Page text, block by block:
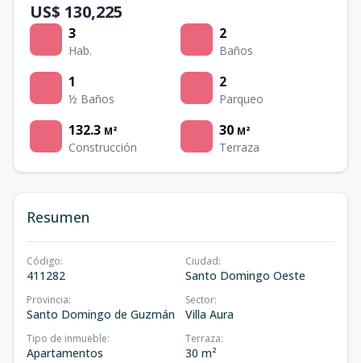
US$ 130,225
3
Hab.
2
Baños
1
½ Baños
2
Parqueo
132.3 M²
Construcción
30 M²
Terraza
Resumen
Código:
411282
Ciudad:
Santo Domingo Oeste
Provincia:
Santo Domingo de Guzmán
Sector:
Villa Aura
Tipo de inmueble:
Apartamentos
Terraza:
30 m²